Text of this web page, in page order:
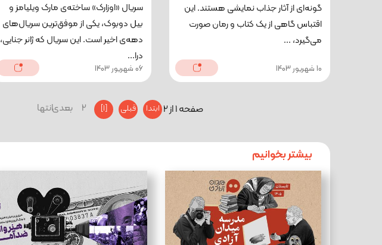
گونه‌‌ای از آثار جذاب نمایشی هستند. این
اقتباس گاهی از یک کتاب و رمان صورت
می‌گیرد، ...
10 شهریور 1403
سریال «اوزارک» ساخته‌ی مارک ویلیامز و
بیل دوبوک، یکی از موفق‌ترین سریال‌های
دهه‌ی اخیر است. این سریال که ژانر جنایی،
درا...
06 شهریور 1403
صفحه 1 از 2 ابتدا قبلی [1]
2 بعدیانتها
بیشتر بخوانیم